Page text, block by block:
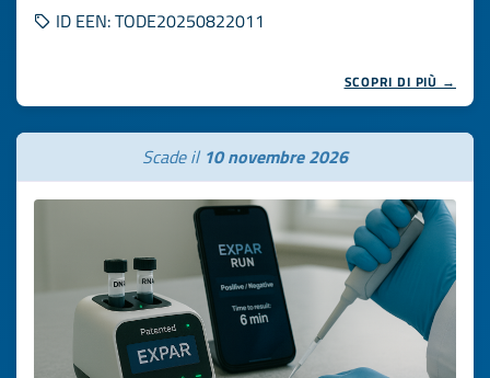
ID EEN: TODE20250822011
SCOPRI DI PIÙ →
Scade il 10 novembre 2026